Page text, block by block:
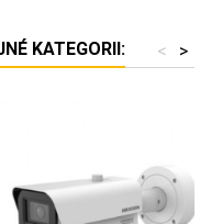
KATEGORII: >
<